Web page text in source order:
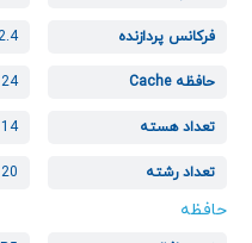
فرکانس پردازنده 2.4 الی 5.0
حافظه Cache 24 مگابایت
تعداد هسته 14 عدد
تعداد رشته 20 عدد
حافظه